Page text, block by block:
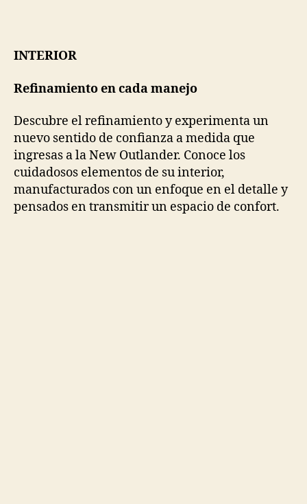
INTERIOR
Refinamiento en cada manejo
Descubre el refinamiento y experimenta un
nuevo sentido de confianza a medida que
ingresas a la New Outlander. Conoce los
cuidadosos elementos de su interior,
manufacturados con un enfoque en el detalle y
pensados en transmitir un espacio de confort.